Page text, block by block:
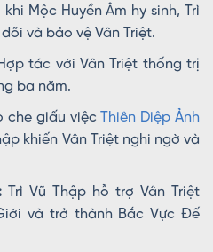
khi Mộc Huyền Âm hy sinh, Trì
và bảo vệ Vân Triệt.
tác với Vân Triệt thống trị
ba năm.
che giấu việcThiên Diệp Ảnh
khiến Vân Triệt nghi ngờ và
Trì Vũ Thập hỗ trợ Vân Triệt
và trở thành Bắc Vực Đế